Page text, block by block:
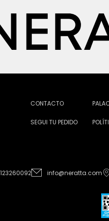
CONTACTO
SEGUI TU PEDIDO
info@neratta.com